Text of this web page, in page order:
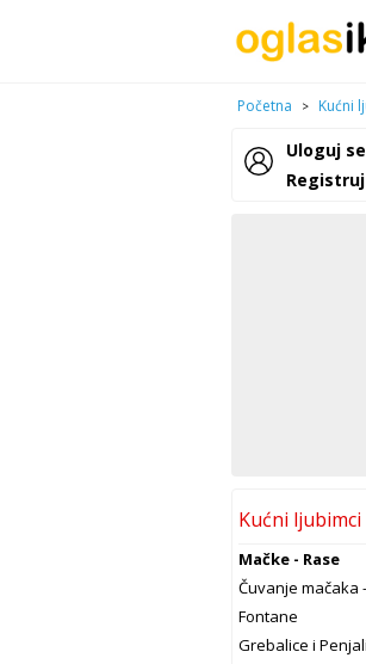
Početna > Kućni
Uloguj se
Kućni ljubimci
Mačke - Rase
Čuvanje mačaka
Fontane
Grebalice i